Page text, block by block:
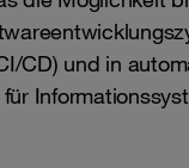
CD) und in